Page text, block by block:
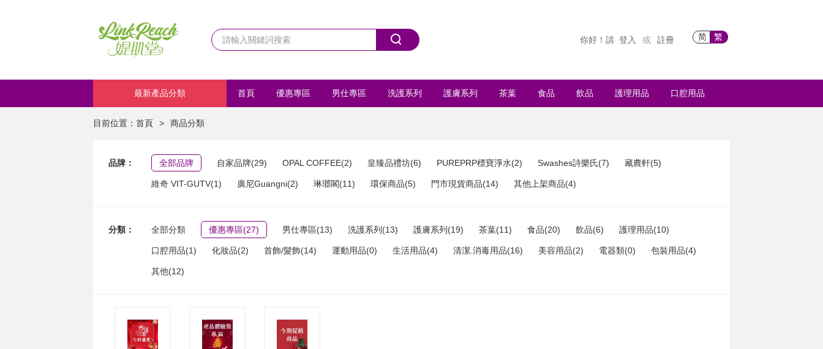
简 繁
你好！請 登入 或 註冊
最新產品分類 首頁 優惠專區 男仕專區 洗護系列 護膚系列 茶葉 食品 飲品 護理用品 口腔用品
目前位置： 首頁 > 商品分類
品牌： 全部品牌 自家品牌(29) OPAL COFFEE(2) 皇臻品禮坊(6) PUREPRP標寶淨水(2) Swashes詩樂氏(7) 藏農軒(5)
維奇 VIT-GUTV(1) 廣尼Guangni(2) 琳瑯閣(11) 環保商品(5) 門市現貨商品(14) 其他上架商品(4)
分類： 全部分類 優惠專區(27) 男仕專區(13) 洗護系列(13) 護膚系列(19) 茶葉(11) 食品(20) 飲品(6) 護理用品(10)
口腔用品(1) 化妝品(2) 首飾/髮飾(14) 運動用品(0) 生活用品(4) 清潔.消毒用品(16) 美容用品(2) 電器類(0) 包裝用品(4)
其他(12)